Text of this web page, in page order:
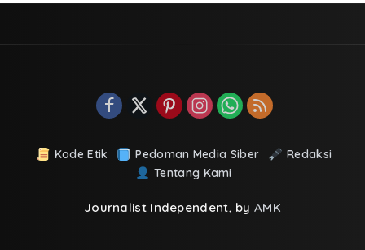
Kode Etik Pedoman Media Siber
Redaksi
Tentang Kami
Journalist Independent, byAMK